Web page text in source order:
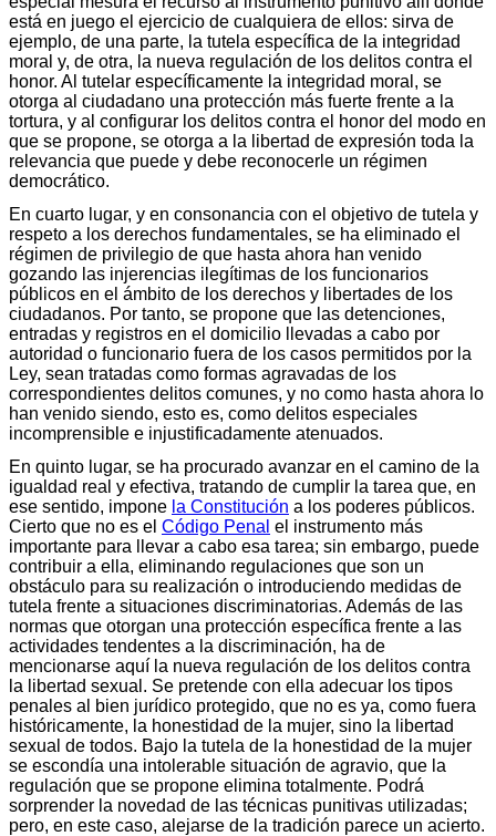
está en juego el ejercicio de cualquiera de ellos: sirva de
ejemplo, de una parte, la tutela específica de la integridad
moral y, de otra, la nueva regulación de los delitos contra el
honor. Al tutelar específicamente la integridad moral, se
otorga al ciudadano una protección más fuerte frente a la
tortura, y al configurar los delitos contra el honor del modo en
que se propone, se otorga a la libertad de expresión toda la
relevancia que puede y debe reconocerle un régimen
democrático.
En cuarto lugar, y en consonancia con el objetivo de tutela y
respeto a los derechos fundamentales, se ha eliminado el
régimen de privilegio de que hasta ahora han venido
gozando las injerencias ilegítimas de los funcionarios
públicos en el ámbito de los derechos y libertades de los
ciudadanos. Por tanto, se propone que las detenciones,
entradas y registros en el domicilio llevadas a cabo por
autoridad o funcionario fuera de los casos permitidos por la
Ley, sean tratadas como formas agravadas de los
correspondientes delitos comunes, y no como hasta ahora lo
han venido siendo, esto es, como delitos especiales
incomprensible e injustificadamente atenuados.
En quinto lugar, se ha procurado avanzar en el camino de la
igualdad real y efectiva, tratando de cumplir la tarea que, en
ese sentido, impone la Constitución a los poderes públicos.
Cierto que no es el Código Penal el instrumento más
importante para llevar a cabo esa tarea; sin embargo, puede
contribuir a ella, eliminando regulaciones que son un
obstáculo para su realización o introduciendo medidas de
tutela frente a situaciones discriminatorias. Además de las
normas que otorgan una protección específica frente a las
actividades tendentes a la discriminación, ha de
mencionarse aquí la nueva regulación de los delitos contra
la libertad sexual. Se pretende con ella adecuar los tipos
penales al bien jurídico protegido, que no es ya, como fuera
históricamente, la honestidad de la mujer, sino la libertad
sexual de todos. Bajo la tutela de la honestidad de la mujer
se escondía una intolerable situación de agravio, que la
regulación que se propone elimina totalmente. Podrá
sorprender la novedad de las técnicas punitivas utilizadas;
pero, en este caso, alejarse de la tradición parece un acierto.